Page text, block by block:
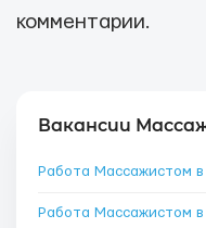
комментарии.
Вакансии
Работа Массажистом
Работа Массажистом